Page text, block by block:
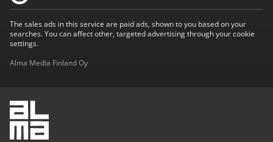
The sales ads in this service are paid ads, shown to you based on your
searches. You can affect other, targeted advertising through your cookie
settings.
Alma Media Finland Oy